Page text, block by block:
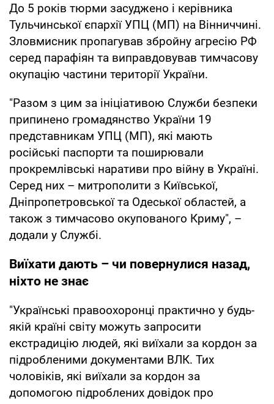
До 5 років тюрми засуджено і керівника
Тульчинської єпархії УПЦ (МП) на Вінниччині.
Зловмисник пропагував збройну агресію РФ
серед парафіян та виправдовував тимчасову
окупацію частини території України.
"Разом з цим за ініціативою Служби безпеки
припинено громадянство України 19
представникам УПЦ (МП), які мають
російські паспорти та поширювали
прокремлівські наративи про війну в Україні.
Серед них – митрополити з Київської,
Дніпропетровської та Одеської областей, а
також з тимчасово окупованого Криму", –
додали у Службі.
Виїхати дають – чи повернулися назад,
ніхто не знає
"Українські правоохоронці практично у будь-
якій країні світу можуть запросити
екстрадицію людей, які виїхали за кордон за
підробленими документами ВЛК. Тих
чоловіків, які виїхали за кордон за
допомогою підроблених довідок про